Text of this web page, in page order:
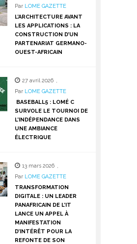
Par LOME GAZETTE
L’ARCHITECTURE AVANT
LES APPLICATIONS : LA
CONSTRUCTION D’UN
PARTENARIAT GERMANO-
OUEST-AFRICAIN
27 avril 2026 ,
Par LOME GAZETTE
BASEBALL5 : LOMÉ C
SURVOLE LE TOURNOI DE
L’INDÉPENDANCE DANS
UNE AMBIANCE
ÉLECTRIQUE
13 mars 2026 ,
Par LOME GAZETTE
TRANSFORMATION
DIGITALE : UN LEADER
PANAFRICAIN DE L’IT
LANCE UN APPEL À
MANIFESTATION
D’INTÉRÊT POUR LA
REFONTE DE SON